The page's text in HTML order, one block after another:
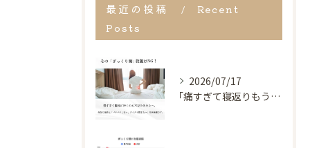
最近の投稿
Recent
Posts
2026/07/17
｢痛すぎて寝返りもうてない…｣